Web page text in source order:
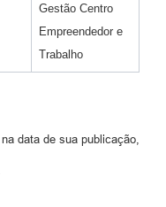
Gestão Centro
Empreendedor e
Trabalho
data de sua publicação,